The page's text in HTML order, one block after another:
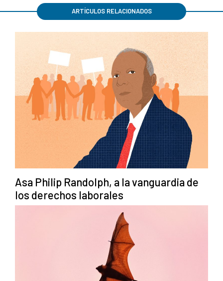
ARTÍCULOS RELACIONADOS
Asa Philip Randolph, a la vanguardia de
los derechos laborales